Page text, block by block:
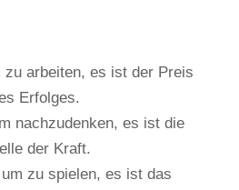
zu arbeiten, es ist der Preis
Erfolges.
nachzudenken, es ist die
der Kraft.
zu spielen, es ist das